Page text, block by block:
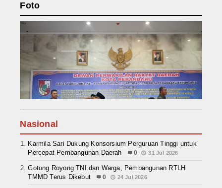
Foto
Nasional
Karmila Sari Dukung Konsorsium Perguruan Tinggi untuk
Percepat Pembangunan Daerah
0 31 Jul 2026
Gotong Royong TNI dan Warga, Pembangunan RTLH
TMMD Terus Dikebut
0 24 Jul 2026